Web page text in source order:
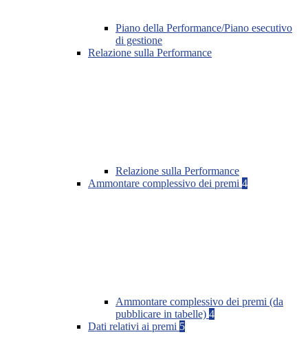
Piano della Performance/Piano esecutivo
di gestione
Relazione sulla Performance
Relazione sulla Performance
Ammontare complessivo dei premi 4
Ammontare complessivo dei premi (da
pubblicare in tabelle) 4
Dati relativi ai premi 5